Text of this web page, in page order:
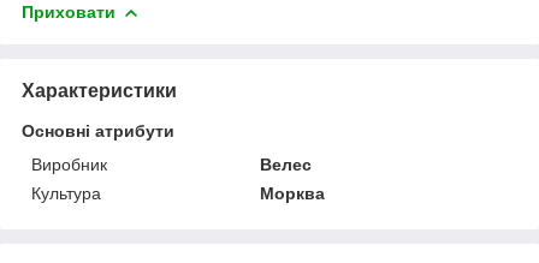
Приховати
Характеристики
Основні атрибути
Виробник
Велес
Культура
Морква